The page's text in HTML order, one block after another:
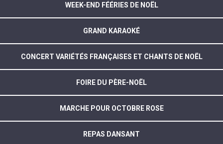
WEEK-END FÉÉRIES DE NOËL
GRAND KARAOKÉ
CONCERT VARIÉTÉS FRANÇAISES ET CHANTS DE NOËL
FOIRE DU PÈRE-NOËL
MARCHE POUR OCTOBRE ROSE
REPAS DANSANT